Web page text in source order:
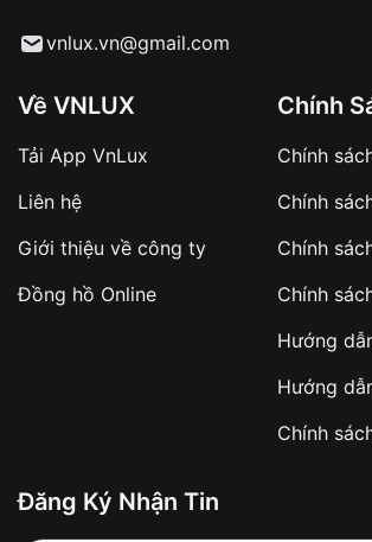
Từ khóa SEO:
sản phẩm đặc biệt
hàng
Số tiền còn lại thanh toán khi
✔️ Đảm bảo xử lý đơn hàng
✔️ Hạn chế tình trạng hủy đơn
Từ khóa SEO:
vnlux.vn@gmail.com
Về VNLUX
Tải App VnLux
Liên hệ
Giới thiệu về công ty
Đồng hồ Online
Chính
Chính
Chính
Chính
Chính
Hướng
Hướng
Chính
Đăng Ký Nhận Tin